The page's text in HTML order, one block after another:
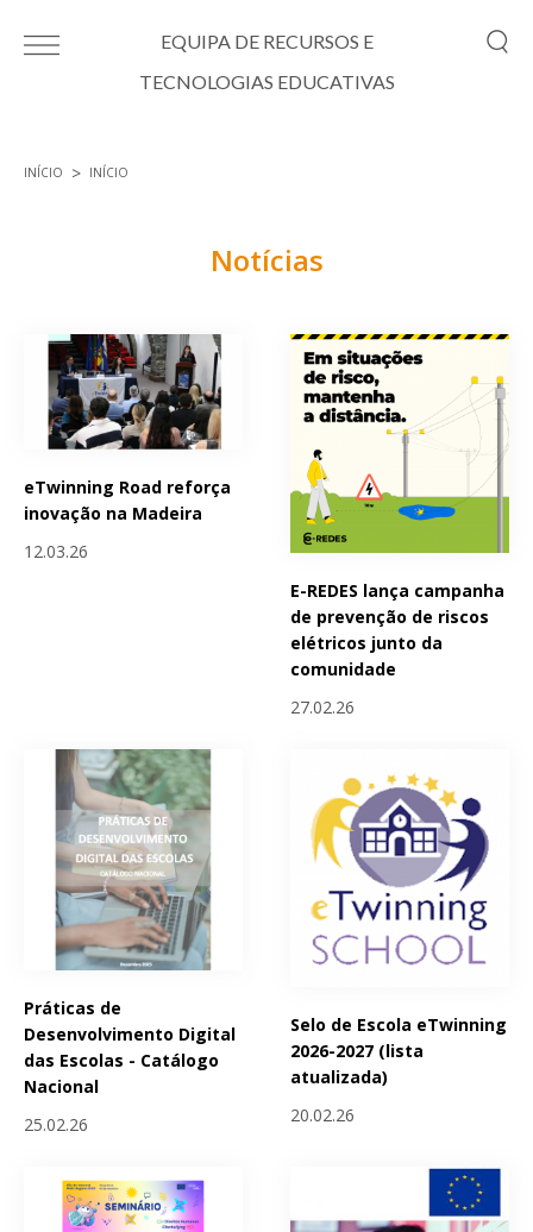
EQUIPA DE RECURSOS E
TECNOLOGIAS EDUCATIVAS
INÍCIO INÍCIO
Notícias
eTwinning Road reforça
inovação na Madeira
12.03.26
E-REDES lança campanha
de prevenção de riscos
elétricos junto da
comunidade
27.02.26
Práticas de
Desenvolvimento Digital
das Escolas - Catálogo
Nacional
25.02.26
Selo de Escola eTwinning
2026-2027 (lista
atualizada)
20.02.26
Páginas